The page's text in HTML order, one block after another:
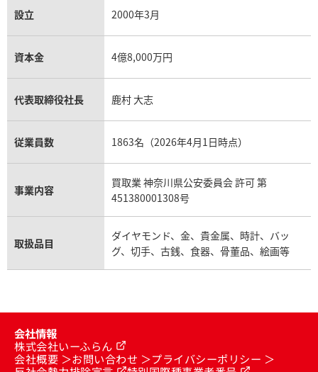
設立 2000年3月
資本金 4億8,000万円
代表取締役社長 鹿村 大志
従業員数 1863名（2026年4月1日時点）
事業内容
買取業 神奈川県公安委員会 許可 第
451380001308号
取扱品目
ダイヤモンド、金、貴金属、時計、バッ
グ、切手、古銭、食器、骨董品、絵画等
会社情報
株式会社いーふらん
会社概要
お問い合わせ
プライバシーポリシー